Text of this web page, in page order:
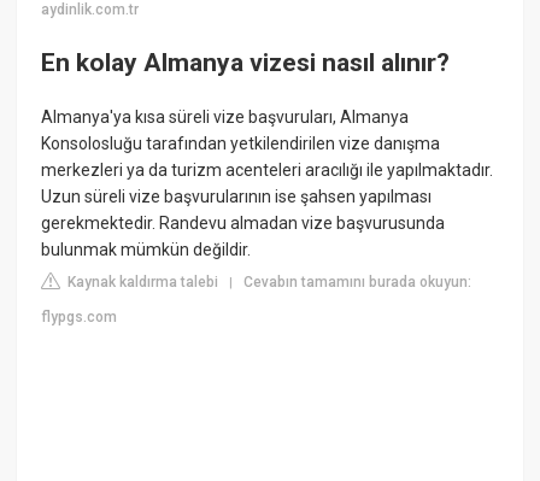
aydinlik.com.tr
En kolay Almanya vizesi nasıl alınır?
Almanya'ya kısa süreli vize başvuruları, Almanya
Konsolosluğu tarafından yetkilendirilen vize danışma
merkezleri ya da turizm acenteleri aracılığı ile yapılmaktadır.
Uzun süreli vize başvurularının ise şahsen yapılması
gerekmektedir. Randevu almadan vize başvurusunda
bulunmak mümkün değildir.
Kaynak kaldırma talebi |Cevabın tamamını burada okuyun:
flypgs.com